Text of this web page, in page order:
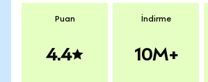
Puan
4.4
İndirme
10M+